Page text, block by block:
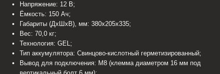
Напряжение: 12 В;
Ёмкость: 150 Ач;
Габариты (ДхШхВ), мм: 380x205x335;
Вес: 70,0 кг;
Технология: GEL;
Тип аккумулятора: Cвинцово-кислотный герметизированный;
Вывод для подключения: M8 (клемма диаметром 16 мм под